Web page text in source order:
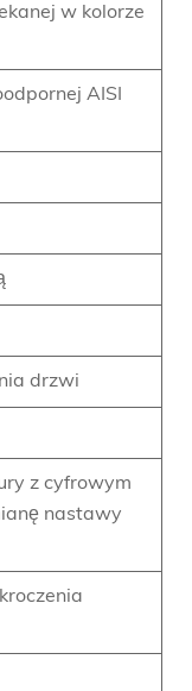
w kolorze
AISI
drzwi
z cyfrowym
nastawy